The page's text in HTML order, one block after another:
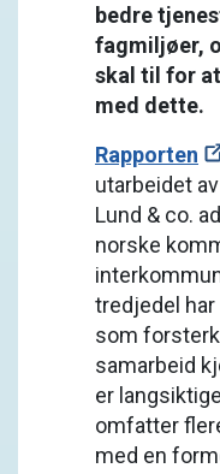
bedre
fagmiljøer,
skal til for
med dette.
Rapporten
utarbeidet
Lund & co.
norske
tredjedel
som
samarbeid
er
omfatter
med en